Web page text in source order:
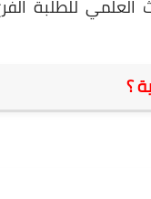
العلمي للطلبة
؟